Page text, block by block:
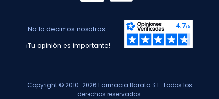
No lo decimos nosotros...
¡Tu opinión es importante!
Copyright © 2010-2026 Farmacia Barata S.L. Todos los
derechos reservados.